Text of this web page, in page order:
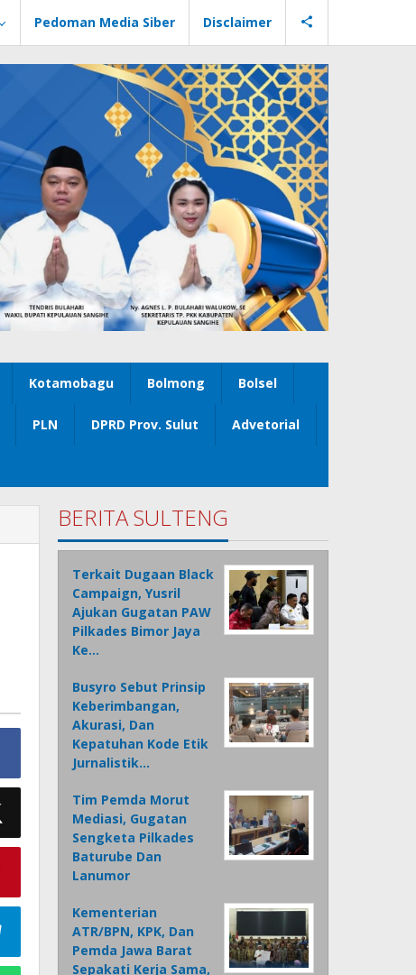
Pedoman Media Siber Disclaimer
Kotamobagu Bolmong Bolsel
PLN DPRD Prov. Sulut Advetorial
BERITA SULTENG
Terkait Dugaan Black
Campaign, Yusril
Ajukan Gugatan PAW
Pilkades Bimor Jaya
Ke…
Busyro Sebut Prinsip
Keberimbangan,
Akurasi, Dan
Kepatuhan Kode Etik
Jurnalistik…
Tim Pemda Morut
Mediasi, Gugatan
Sengketa Pilkades
Baturube Dan
Lanumor
Kementerian
ATR/BPN, KPK, Dan
Pemda Jawa Barat
Sepakati Kerja Sama,